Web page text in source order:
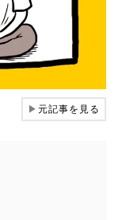
▶元記事を見る